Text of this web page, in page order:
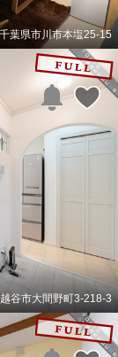
千葉県市川市本塩25-15
谷市大間野町3-218-3